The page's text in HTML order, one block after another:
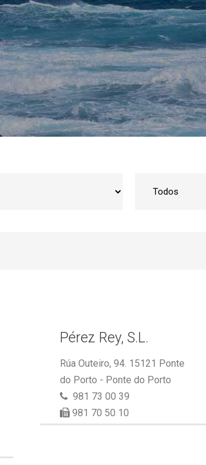
Pérez Rey, S.L.
Rúa Outeiro, 94. 15121 Ponte
do Porto - Ponte do Porto
981 73 00 39
981 70 50 10